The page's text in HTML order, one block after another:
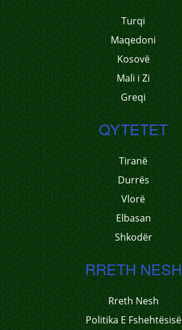
Turqi
Maqedoni
Kosovë
Mali i Zi
Greqi
QYTETET
Tiranë
Durrës
Vlorë
Elbasan
Shkodër
RRETH NESH
Rreth Nesh
Politika E Fshehtësisë